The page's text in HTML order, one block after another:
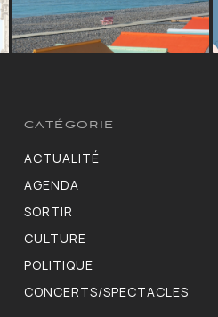
CATÉGORIE
ACTUALITÉ
AGENDA
SORTIR
CULTURE
POLITIQUE
CONCERTS/SPECTACLES